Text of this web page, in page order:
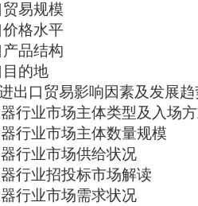
贸易规模
价格水平
产品结构
目的地
出口贸易影响因素及发展趋
行业市场主体类型及入场
行业市场主体数量规模
行业市场供给状况
行业招投标市场解读
行业市场需求状况